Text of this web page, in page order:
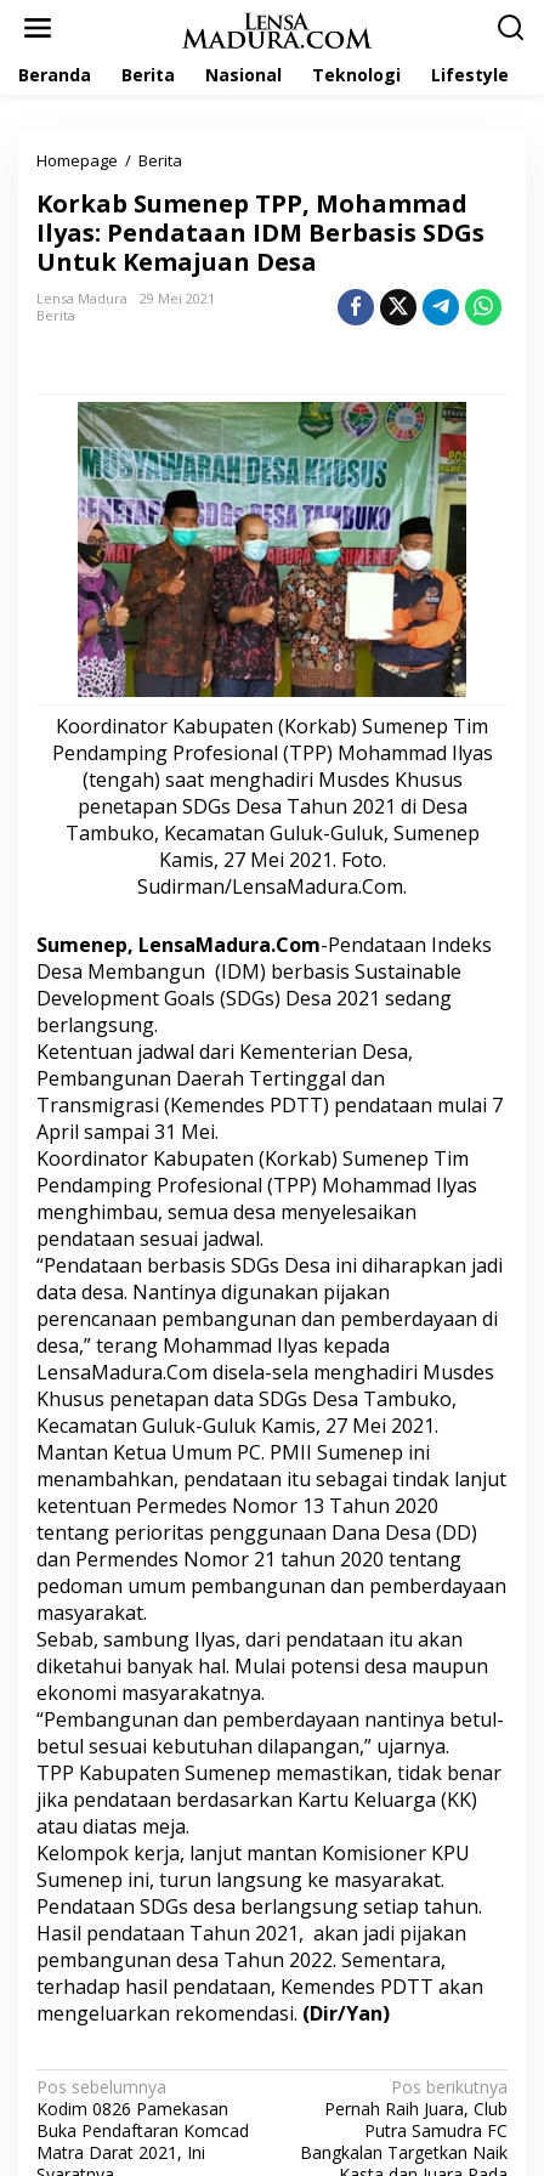
Beranda Berita Nasional Teknologi Lifestyle
Homepage / Berita
r
k
a
b
S
e
p
T
P
P
,
M
o
h
a
m
m
a
d
l
y
a
s
:
P
e
n
t
a
a
n
D
M
B
e
r
b
a
s
i
s
S
D
G
s
n
t
u
k
K
e
m
a
j
u
D
e
s
a
Korkab Sumenep TPP, Mohammad
Ilyas: Pendataan IDM Berbasis SDGs
Untuk Kemajuan Desa
Lensa Madura
29 Mei 2021
Berita
Koordinator Kabupaten (Korkab) Sumenep Tim
Pendamping Profesional (TPP) Mohammad Ilyas
(tengah) saat menghadiri Musdes Khusus
penetapan SDGs Desa Tahun 2021 di Desa
Tambuko, Kecamatan Guluk-Guluk, Sumenep
Kamis, 27 Mei 2021. Foto.
Sudirman/LensaMadura.Com.
Sumenep, LensaMadura.Com-Pendataan Indeks
Desa Membangun (IDM) berbasis Sustainable
Development Goals (SDGs) Desa 2021 sedang
berlangsung.
Ketentuan jadwal dari Kementerian Desa,
Pembangunan Daerah Tertinggal dan
Transmigrasi (Kemendes PDTT) pendataan mulai 7
April sampai 31 Mei.
Koordinator Kabupaten (Korkab) Sumenep Tim
Pendamping Profesional (TPP) Mohammad Ilyas
menghimbau, semua desa menyelesaikan
pendataan sesuai jadwal.
“Pendataan berbasis SDGs Desa ini diharapkan jadi
data desa. Nantinya digunakan pijakan
perencanaan pembangunan dan pemberdayaan di
desa,” terang Mohammad Ilyas kepada
LensaMadura.Com disela-sela menghadiri Musdes
Khusus penetapan data SDGs Desa Tambuko,
Kecamatan Guluk-Guluk Kamis, 27 Mei 2021.
Mantan Ketua Umum PC. PMII Sumenep ini
menambahkan, pendataan itu sebagai tindak lanjut
ketentuan Permedes Nomor 13 Tahun 2020
tentang perioritas penggunaan Dana Desa (DD)
dan Permendes Nomor 21 tahun 2020 tentang
pedoman umum pembangunan dan pemberdayaan
masyarakat.
Sebab, sambung Ilyas, dari pendataan itu akan
diketahui banyak hal. Mulai potensi desa maupun
ekonomi masyarakatnya.
“Pembangunan dan pemberdayaan nantinya betul-
betul sesuai kebutuhan dilapangan,” ujarnya.
TPP Kabupaten Sumenep memastikan, tidak benar
jika pendataan berdasarkan Kartu Keluarga (KK)
atau diatas meja.
Kelompok kerja, lanjut mantan Komisioner KPU
Sumenep ini, turun langsung ke masyarakat.
Pendataan SDGs desa berlangsung setiap tahun.
Hasil pendataan Tahun 2021, akan jadi pijakan
pembangunan desa Tahun 2022. Sementara,
terhadap hasil pendataan, Kemendes PDTT akan
mengeluarkan rekomendasi. (Dir/Yan)
N
a
v
Pos sebelumnya
Kodim 0826 Pamekasan
Buka Pendaftaran Komcad
Matra Darat 2021, Ini
Pos berikutnya
Pernah Raih Juara, Club
Putra Samudra FC
Bangkalan Targetkan Naik